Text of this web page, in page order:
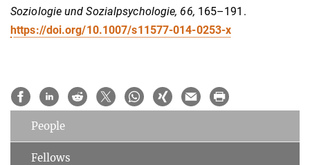
Soziologie und Sozialpsychologie, 66, 165–191.
https://doi.org/10.1007/s11577-014-0253-x
People
Fellows